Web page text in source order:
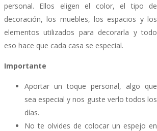
personal. Ellos eligen el color, el tipo de
decoración, los muebles, los espacios y los
elementos utilizados para decorarla y todo
eso hace que cada casa se especial.
Importante
Aportar un toque personal, algo que
sea especial y nos guste verlo todos los
días.
No te olvides de colocar un espejo en